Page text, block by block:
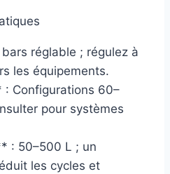
réglable ; régulez à
les équipements.
Configurations 60–
pour systèmes
: 50–500 L ; un
les cycles et